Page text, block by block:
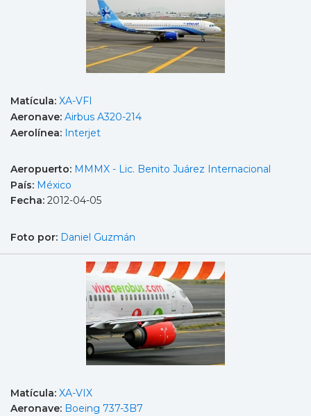
Matícula: XA-VFI
Aeronave: Airbus A320-214
Aerolínea: Interjet
Aeropuerto: MMMX - Lic. Benito Juárez Internacional
País: México
Fecha: 2012-04-05
Foto por: Daniel Guzmán
Matícula: XA-VIX
Aeronave: Boeing 737-3B7